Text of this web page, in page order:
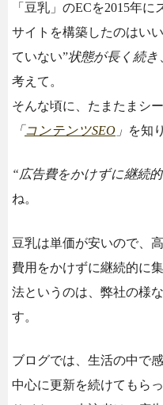
「豆乳」のECを2015年に
サイトを構築したのはい
ていない”状態が長く続き
考えて。
そんな頃に、たまたまシ
「 コンテンツSEO 」 を知
“広告費をかけずに継続
ね。
豆乳は単価が安いので、
費用をかけずに継続的に
法というのは、弊社の様
す。
ブログでは、生活の中で
中心に更新を続けてもらっ